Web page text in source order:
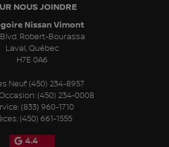
NOUS JOINDRE
Nissan Vimont
Robert-Bourassa
Laval,Québec
H7E 0A6
Neuf: (450) 234-8957
(450) 234-0008
(833) 960-1710
(450) 661-1555
4.4